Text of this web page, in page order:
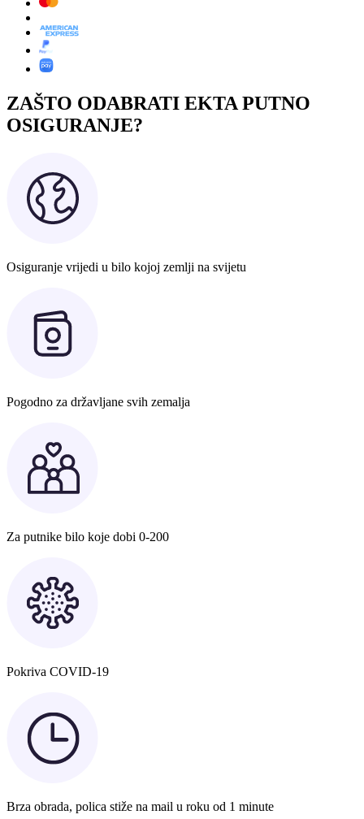
ZAŠTO ODABRATI EKTA PUTNO
OSIGURANJE?
Osiguranje vrijedi u bilo kojoj zemlji na svijetu
Pogodno za državljane svih zemalja
Za putnike bilo koje dobi 0-200
Pokriva COVID-19
Brza obrada, polica stiže na mail u roku od 1 minute